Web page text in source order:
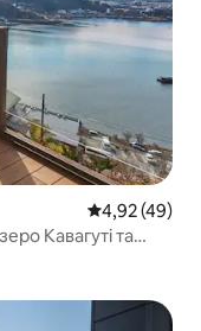
Середня
4,92 (49)
Кавагуті та
дахом і